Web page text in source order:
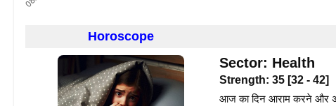
Horoscope
Sector: Health
Strength: 35 [32 - 42]
आज का दिन आराम करने और